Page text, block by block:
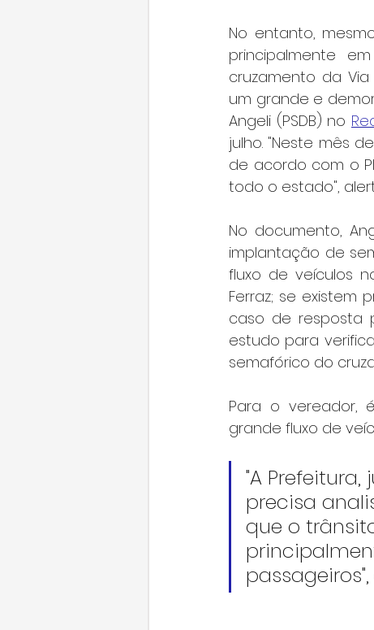
No entanto,
principalmente
cruzamento da
um grande e
Angeli (PSDB) no
julho. "Neste mês
de acordo com o
todo o estado",
No documento,
implantação de
fluxo de veículos
Ferraz; se existem
caso de resposta
estudo para
semafórico do
Para o vereador,
grande fluxo de
"A
precisa
que o